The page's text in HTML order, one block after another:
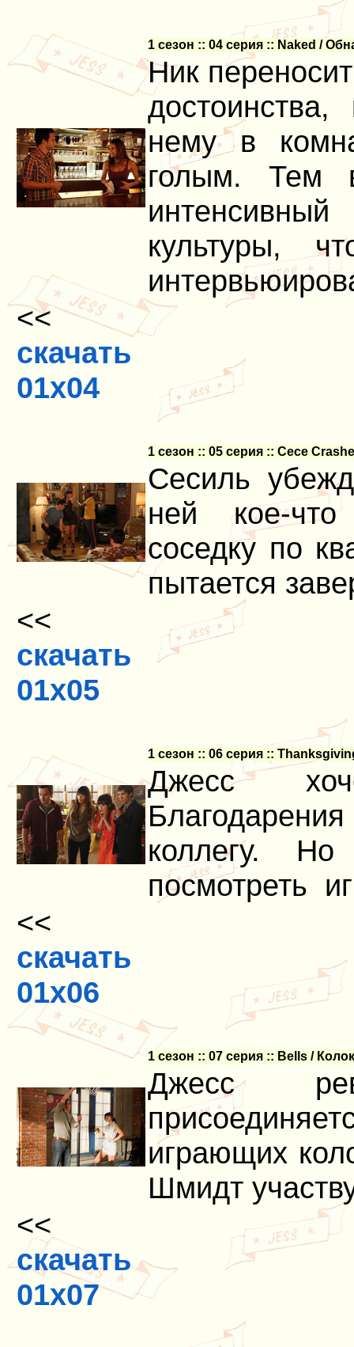
1 сезон :: 04 серия :: Naked /
Ник
нему в
голым. Тем
культуры,
<<
скачать
01x04
1 сезон :: 05 серия :: Cece
Сесиль
ней кое-
соседку по
пытается
<<
скачать
01x05
1 сезон :: 06 серия ::
Джесс
коллегу.
посмотреть
<<
скачать
01x06
1 сезон :: 07 серия :: Bells /
Джесс
играющих
Шмидт
<<
скачать
01x07